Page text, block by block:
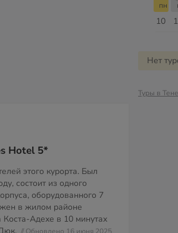
Hotel 5*
этого курорта. Был
состоит из одного
оборудованного 7
в жилом районе
Коста-Адехе в 10 минутах
10
пн
Нет
Туры в